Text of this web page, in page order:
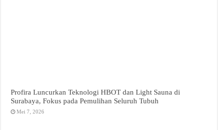
Profira Luncurkan Teknologi HBOT dan Light Sauna di
Surabaya, Fokus pada Pemulihan Seluruh Tubuh
Mei 7, 2026